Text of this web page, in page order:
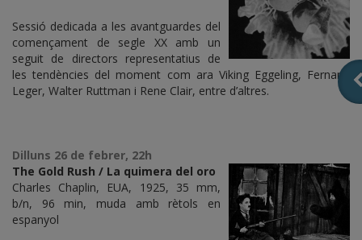
Sessió dedicada a les avantguardes del
començament de segle XX amb un
seguit de directors representatius de
les tendències del moment com ara Viking Eggeling, Fernand
Leger, Walter Ruttman i Rene Clair, entre d’altres.
Dilluns 26 de febrer, 22h
The Gold Rush / La quimera del oro
Charles Chaplin, EUA, 1925, 35 mm,
b/n, 96 min, muda amb rètols en
espanyol